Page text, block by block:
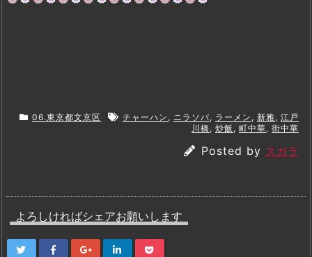
06.東京都文京区 チャーハン , ニラソバ, ラーメン , 新雅, 江戸
川橋, 炒飯 , 町中華, 街中華
Posted by スガラ
よろしければシェアお願いします